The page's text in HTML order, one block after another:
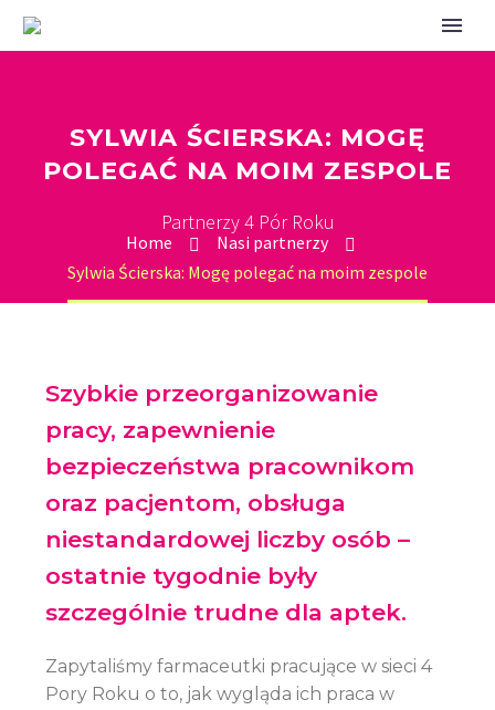
SYLWIA ŚCIERSKA: MOGĘ
POLEGAĆ NA MOIM ZESPOLE
Partnerzy 4 Pór Roku
Home
Nasi partnerzy
Sylwia Ścierska: Mogę polegać na moim zespole
Szybkie przeorganizowanie
pracy, zapewnienie
bezpieczeństwa pracownikom
oraz pacjentom, obsługa
niestandardowej liczby osób –
ostatnie tygodnie były
szczególnie trudne dla aptek.
Zapytaliśmy farmaceutki pracujące w sieci 4
Pory Roku o to, jak wygląda ich praca w